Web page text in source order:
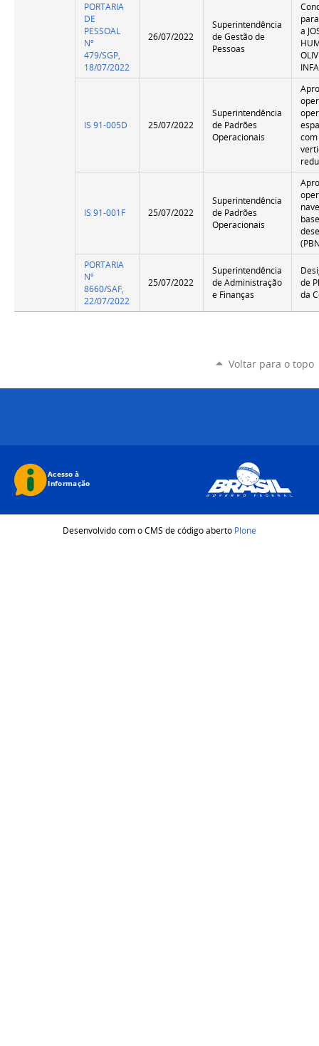
PORTARIA
DE
PESSOAL
Nº
479/SGP,
18/07/2022
26/07/2022
Superintendência
de Gestão de
Pessoas
a
IS 91-005D 25/07/2022
Superintendência
de Padrões
Operacionais
IS 91-001F 25/07/2022
Superintendência
de Padrões
Operacionais
PORTARIA
Nº
8660/SAF,
22/07/2022
25/07/2022
Superintendência
de Administração
e Finanças
de
da
Voltar para o topo
Desenvolvido com o CMS de código aberto Plone